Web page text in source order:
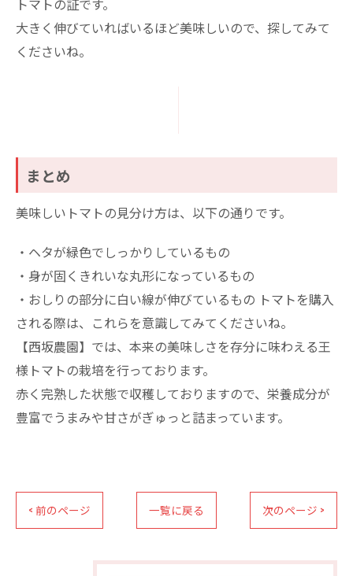
トマトの証です。
大きく伸びていればいるほど美味しいので、探してみて
くださいね。
まとめ
美味しいトマトの見分け方は、以下の通りです。
・ヘタが緑色でしっかりしているもの
・身が固くきれいな丸形になっているもの
・おしりの部分に白い線が伸びているもの トマトを購入
される際は、これらを意識してみてくださいね。
【西坂農園】では、本来の美味しさを存分に味わえる王
様トマトの栽培を行っております。
赤く完熟した状態で収穫しておりますので、栄養成分が
豊富でうまみや甘さがぎゅっと詰まっています。
< 前のページ 一覧に戻る 次のページ >